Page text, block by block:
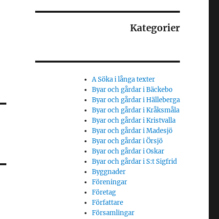
Kategorier
A Söka i långa texter
Byar och gårdar i Bäckebo
Byar och gårdar i Hälleberga
Byar och gårdar i Kråksmåla
Byar och gårdar i Kristvalla
Byar och gårdar i Madesjö
Byar och gårdar i Örsjö
Byar och gårdar i Oskar
Byar och gårdar i S:t Sigfrid
Byggnader
Föreningar
Företag
Författare
Församlingar